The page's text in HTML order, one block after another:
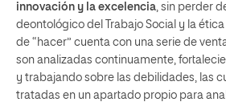
innovación y la excelencia , sin perder
deontológico del Trabajo Social y la
de “hacer” cuenta con una serie de
son analizadas continuamente,
y trabajando sobre las debilidades, las
tratadas en un apartado propio para